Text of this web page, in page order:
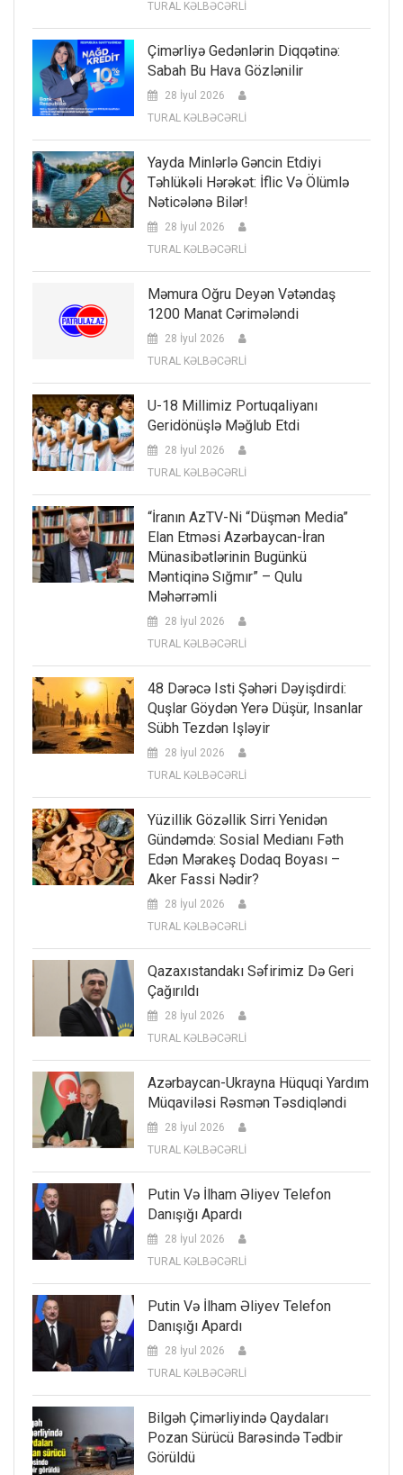
TURAL KƏLBƏCƏRLİ
Çimərliyə Gedənlərin Diqqətinə:
Sabah Bu Hava Gözlənilir
28 İyul 2026
TURAL KƏLBƏCƏRLİ
Yayda Minlərlə Gəncin Etdiyi
Təhlükəli Hərəkət: İflic Və Ölümlə
Nəticələnə Bilər!
28 İyul 2026
TURAL KƏLBƏCƏRLİ
Məmura Oğru Deyən Vətəndaş
1200 Manat Cərimələndi
28 İyul 2026
TURAL KƏLBƏCƏRLİ
U-18 Millimiz Portuqaliyanı
Geridönüşlə Məğlub Etdi
28 İyul 2026
TURAL KƏLBƏCƏRLİ
“İranın AzTV-Ni “düşmən Media”
Elan Etməsi Azərbaycan-İran
Münasibətlərinin Bugünkü
Məntiqinə Sığmır” – Qulu
Məhərrəmli
28 İyul 2026
TURAL KƏLBƏCƏRLİ
48 Dərəcə Isti Şəhəri Dəyişdirdi:
Quşlar Göydən Yerə Düşür, Insanlar
Sübh Tezdən Işləyir
28 İyul 2026
TURAL KƏLBƏCƏRLİ
Yüzillik Gözəllik Sirri Yenidən
Gündəmdə: Sosial Medianı Fəth
Edən Mərakeş Dodaq Boyası –
Aker Fassi Nədir?
28 İyul 2026
TURAL KƏLBƏCƏRLİ
Qazaxıstandakı Səfirimiz Də Geri
Çağırıldı
28 İyul 2026
TURAL KƏLBƏCƏRLİ
Azərbaycan-Ukrayna Hüquqi Yardım
Müqaviləsi Rəsmən Təsdiqləndi
28 İyul 2026
TURAL KƏLBƏCƏRLİ
Putin Və İlham Əliyev Telefon
Danışığı Apardı
28 İyul 2026
TURAL KƏLBƏCƏRLİ
Putin Və İlham Əliyev Telefon
Danışığı Apardı
28 İyul 2026
TURAL KƏLBƏCƏRLİ
Bilgəh Çimərliyində Qaydaları
Pozan Sürücü Barəsində Tədbir
Görüldü